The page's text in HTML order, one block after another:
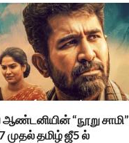
“நூறு சாமி”
முதல் தமிழ் ஜீ5 ல்